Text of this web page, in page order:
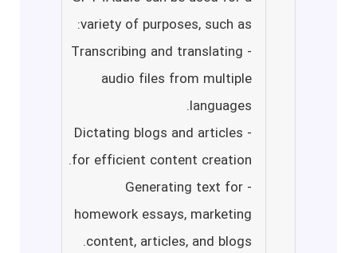
variety of purposes, such as:
- Transcribing and translating
audio files from multiple
languages.
- Dictating blogs and articles
for efficient content creation.
- Generating text for
homework essays, marketing
content, articles, and blogs.